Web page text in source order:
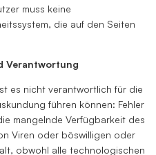
muss keine
die auf den Seiten
Verantwortung
es nicht verantwortlich für die
führen können: Fehler
mangelnde Verfügbarkeit des
Viren oder böswilligen oder
obwohl alle technologischen